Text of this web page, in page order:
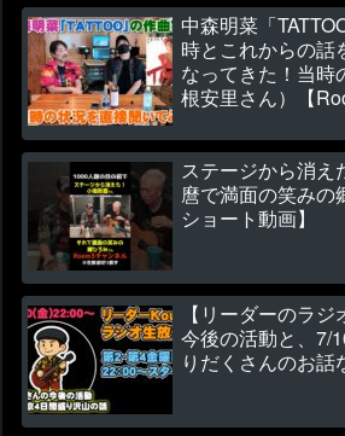
中森明菜「
時とこれからの話
なってきた！当時
根安里さん）【
ステージから消え
麿で満面の笑みの
ショート動画】
【リーダーのラ
今後の活動と、7/
りだくさんのお話